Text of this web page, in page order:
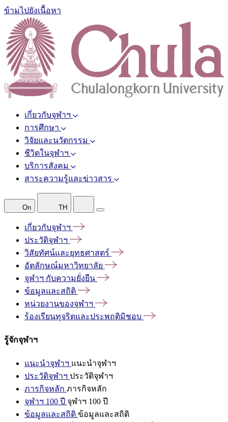
ข้ามไปยังเนื้อหา
เกี่ยวกับจุฬาฯ
การศึกษา
วิจัยและนวัตกรรม
ชีวิตในจุฬาฯ
บริการสังคม
สาระความรู้และข่าวสาร
On TH
เกี่ยวกับจุฬาฯ
ประวัติจุฬาฯ
วิสัยทัศน์และยุทธศาสตร์
อัตลักษณ์มหาวิทยาลัย
จุฬาฯ กับความยั่งยืน
ข้อมูลและสถิติ
หน่วยงานของจุฬาฯ
ร้องเรียนทุจริตและประพฤติมิชอบ
รู้จักจุฬาฯ
แนะนำจุฬาฯ แนะนำจุฬาฯ
ประวัติจุฬาฯ ประวัติจุฬาฯ
ภารกิจหลัก ภารกิจหลัก
จุฬาฯ 100 ปี จุฬาฯ 100 ปี
ข้อมูลและสถิติ ข้อมูลและสถิติ